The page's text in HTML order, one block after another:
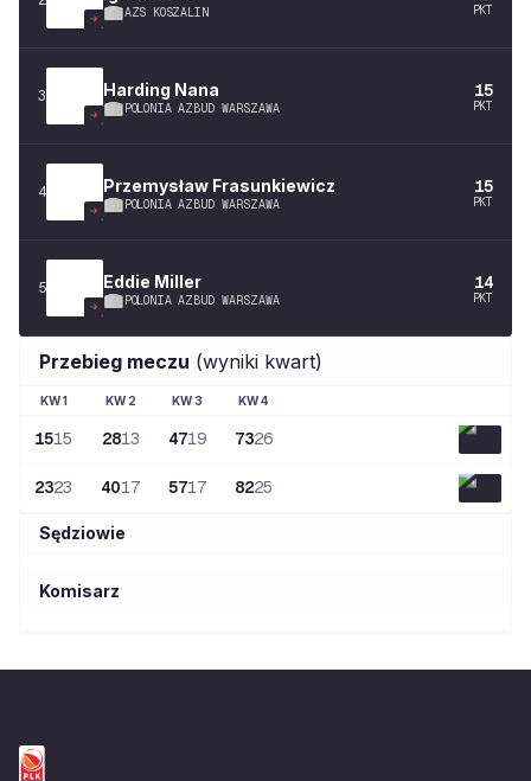
AZS KOSZALIN PKT
3 Harding Nana
POLONIA AZBUD WARSZAWA
15
PKT
4 Przemysław Frasunkiewicz
POLONIA AZBUD WARSZAWA
15
PKT
5 Eddie Miller
POLONIA AZBUD WARSZAWA
14
PKT
Przebieg meczu (wyniki kwart)
KW1 KW 2 KW3 KW4
1515 2813 4719 7326
2323 4017 5717 8225
Sędziowie
Komisarz